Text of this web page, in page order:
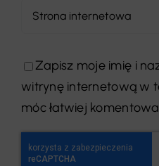
Zapisz moje imię i
witrynę internetową w
móc łatwiej